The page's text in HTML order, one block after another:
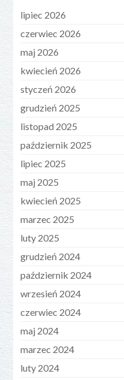
lipiec 2026
czerwiec 2026
maj 2026
kwiecień 2026
styczeń 2026
grudzień 2025
listopad 2025
październik 2025
lipiec 2025
maj 2025
kwiecień 2025
marzec 2025
luty 2025
grudzień 2024
październik 2024
wrzesień 2024
czerwiec 2024
maj 2024
marzec 2024
luty 2024